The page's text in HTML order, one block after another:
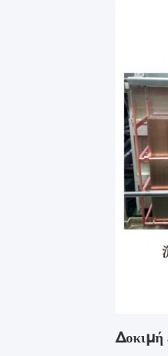
Δοκιμή